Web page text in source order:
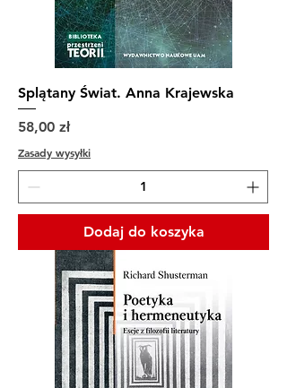
Splątany Świat. Anna Krajewska
Cena
58,00 zł
Zasady wysyłki
Dodaj do koszyka